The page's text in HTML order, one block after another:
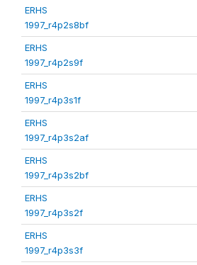
ERHS
1997_r4p2s8bf
ERHS
1997_r4p2s9f
ERHS
1997_r4p3s1f
ERHS
1997_r4p3s2af
ERHS
1997_r4p3s2bf
ERHS
1997_r4p3s2f
ERHS
1997_r4p3s3f